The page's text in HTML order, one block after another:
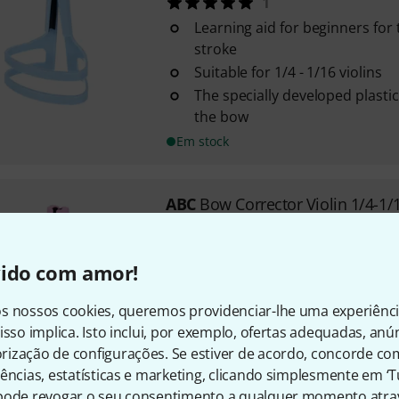
com amor!
nossos cookies, queremos providenciar-lhe uma
implica. Isto inclui, por exemplo, ofertas adequadas,
de configurações. Se estiver de acordo, concorde
estatísticas e marketing, clicando simplesmente em
Learning aid for beginners
stroke
Suitable for 1/4 - 1/16 violins
The specially developed
the bow
Em stock
ABC Bow Corrector Violin 1/4-1/
the bow
Em stock